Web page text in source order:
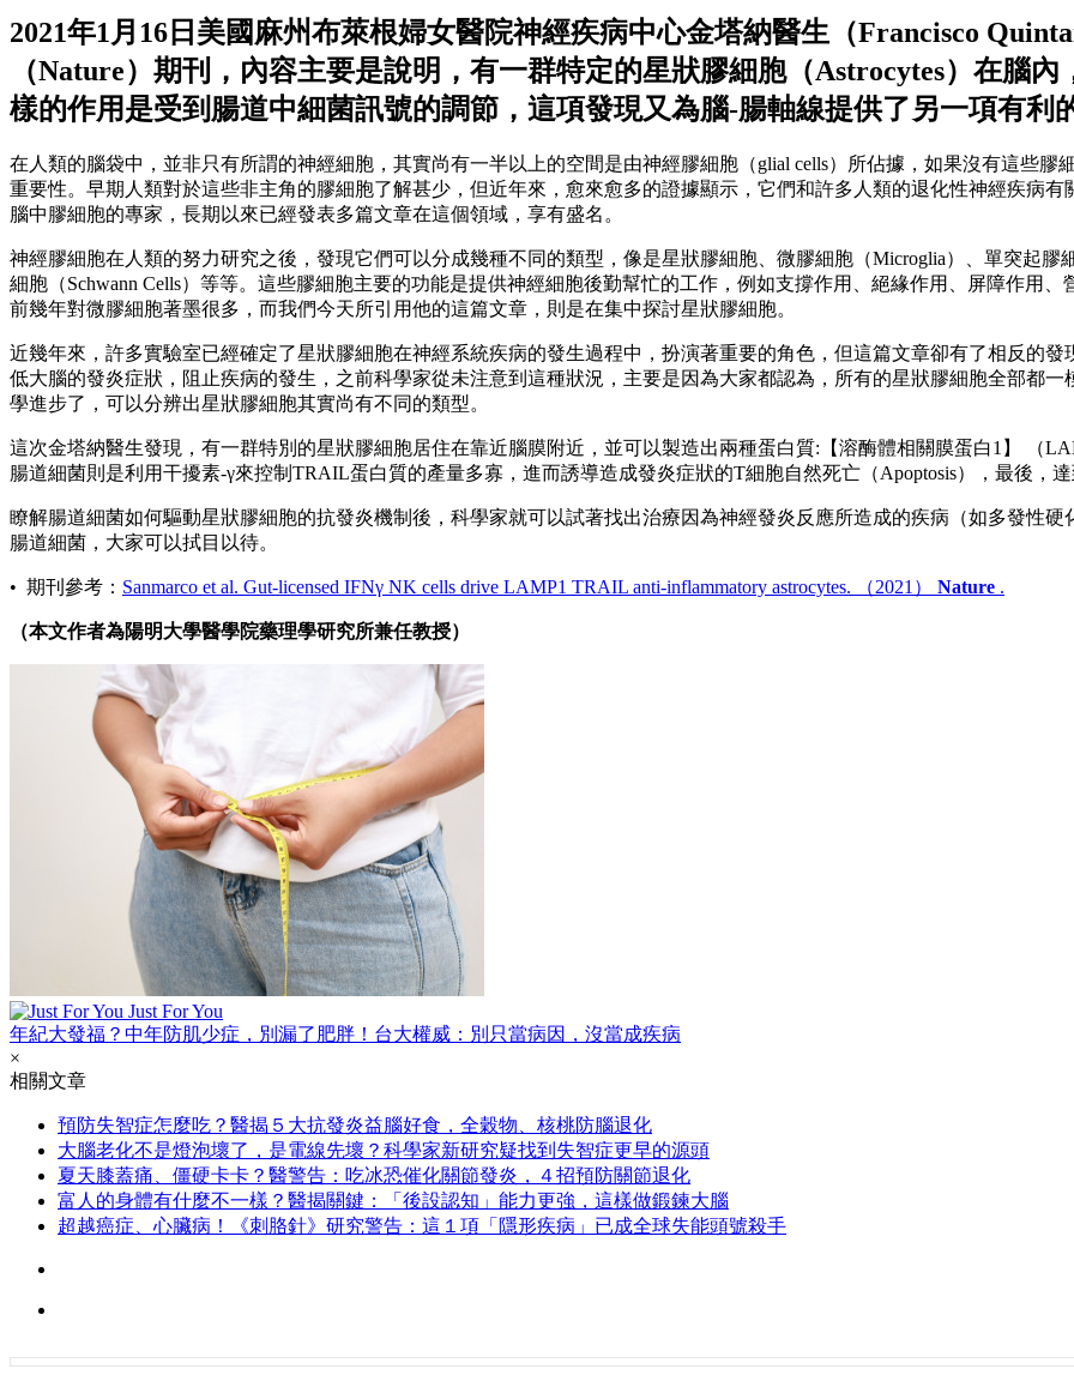
2021年1月16日美國麻州布萊根婦女醫院神經疾病中心金塔納醫生（Francisco
（Nature）期刊，內容主要是說明，有一群特定的星狀膠細胞（Astrocytes）在腦
樣的作用是受到腸道中細菌訊號的調節，這項發現又為腦-腸軸線提供了另一項有利
在人類的腦袋中，並非只有所謂的神經細胞，其實尚有一半以上的空間是由神經膠細胞（glial cells）所佔據，如果沒有這些
重要性。早期人類對於這些非主角的膠細胞了解甚少，但近年來，愈來愈多的證據顯示，它們和許多人類的退化性神經疾病
腦中膠細胞的專家，長期以來已經發表多篇文章在這個領域，享有盛名。
神經膠細胞在人類的努力研究之後，發現它們可以分成幾種不同的類型，像是星狀膠細胞、微膠細胞（Microglia）、單突起膠
細胞（Schwann Cells）等等。這些膠細胞主要的功能是提供神經細胞後勤幫忙的工作，例如支撐作用、絕緣作用、屏障作用
前幾年對微膠細胞著墨很多，而我們今天所引用他的這篇文章，則是在集中探討星狀膠細胞。
近幾年來，許多實驗室已經確定了星狀膠細胞在神經系統疾病的發生過程中，扮演著重要的角色，但這篇文章卻有了相反的
低大腦的發炎症狀，阻止疾病的發生，之前科學家從未注意到這種狀況，主要是因為大家都認為，所有的星狀膠細胞全部都
學進步了，可以分辨出星狀膠細胞其實尚有不同的類型。
這次金塔納醫生發現，有一群特別的星狀膠細胞居住在靠近腦膜附近，並可以製造出兩種蛋白質:【溶酶體相關膜蛋白1】 （
腸道細菌則是利用干擾素-γ來控制TRAIL蛋白質的產量多寡，進而誘導造成發炎症狀的T細胞自然死亡（Apoptosis），最後，達
瞭解腸道細菌如何驅動星狀膠細胞的抗發炎機制後，科學家就可以試著找出治療因為神經發炎反應所造成的疾病（如多發性
腸道細菌，大家可以拭目以待。
• 期刊參考： Sanmarco et al. Gut-licensed IFNγ NK cells drive LAMP1 TRAIL anti-inflammatory astrocytes. （2021） Nature .
（本文作者為陽明大學醫學院藥理學研究所兼任教授）
Just For You
年紀大發福？中年防肌少症，別漏了肥胖！台大權威：別只當病因，沒當成疾病
×
相關文章
預防失智症怎麼吃？醫揭５大抗發炎益腦好食，全穀物、核桃防腦退化
大腦老化不是燈泡壞了，是電線先壞？科學家新研究疑找到失智症更早的源頭
夏天膝蓋痛、僵硬卡卡？醫警告：吃冰恐催化關節發炎，４招預防關節退化
富人的身體有什麼不一樣？醫揭關鍵：「後設認知」能力更強，這樣做鍛鍊大腦
超越癌症、心臟病！《刺胳針》研究警告：這１項「隱形疾病」已成全球失能頭號殺手